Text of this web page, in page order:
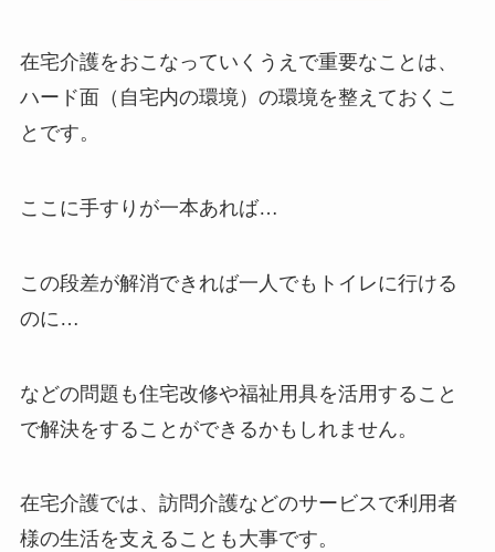
在宅介護をおこなっていくうえで重要なことは、
ハード面（自宅内の環境）の環境を整えておくこ
とです。
ここに手すりが一本あれば…
この段差が解消できれば一人でもトイレに行ける
のに…
などの問題も住宅改修や福祉用具を活用すること
で解決をすることができるかもしれません。
在宅介護では、訪問介護などのサービスで利用者
様の生活を支えることも大事です。